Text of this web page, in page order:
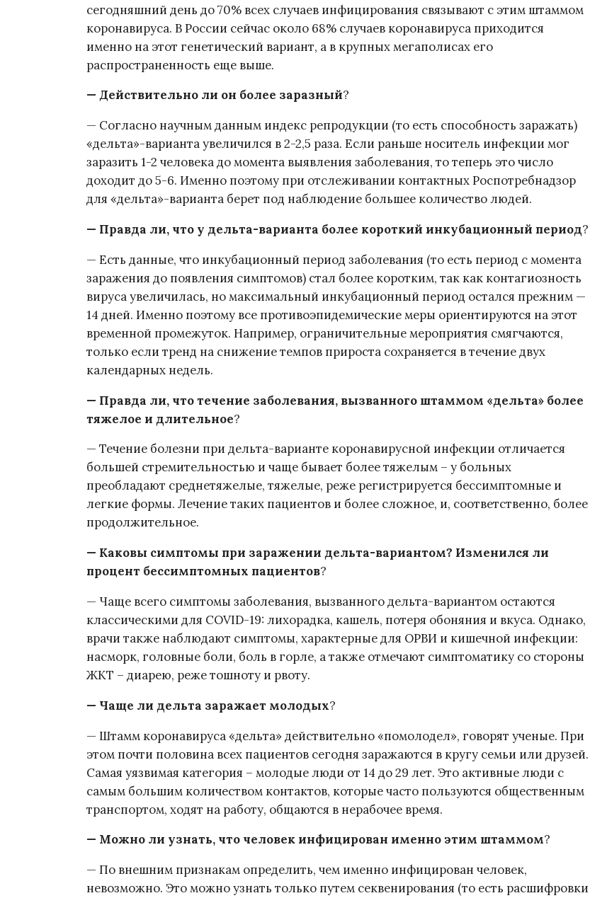
сегодняшний день до 70% всех случаев инфицирования связывают с этим штаммом
коронавируса. В России сейчас около 68% случаев коронавируса приходится
именно на этот генетический вариант, а в крупных мегаполисах его
распространенность еще выше.
— Действительно ли он более заразный?
— Согласно научным данным индекс репродукции (то есть способность заражать)
«дельта»-варианта увеличился в 2-2,5 раза. Если раньше носитель инфекции мог
заразить 1-2 человека до момента выявления заболевания, то теперь это число
доходит до 5-6. Именно поэтому при отслеживании контактных Роспотребнадзор
для «дельта»-варианта берет под наблюдение большее количество людей.
— Правда ли, что у дельта-варианта более короткий инкубационный период?
— Есть данные, что инкубационный период заболевания (то есть период с момента
заражения до появления симптомов) стал более коротким, так как контагиозность
вируса увеличилась, но максимальный инкубационный период остался прежним —
14 дней. Именно поэтому все противоэпидемические меры ориентируются на этот
временной промежуток. Например, ограничительные мероприятия смягчаются,
только если тренд на снижение темпов прироста сохраняется в течение двух
календарных недель.
— Правда ли, что течение заболевания, вызванного штаммом «дельта» более
тяжелое и длительное?
— Течение болезни при дельта-варианте коронавирусной инфекции отличается
большей стремительностью и чаще бывает более тяжелым – у больных
преобладают среднетяжелые, тяжелые, реже регистрируется бессимптомные и
легкие формы. Лечение таких пациентов и более сложное, и, соответственно, более
продолжительное.
— Каковы симптомы при заражении дельта-вариантом? Изменился ли
процент бессимптомных пациентов?
— Чаще всего симптомы заболевания, вызванного дельта-вариантом остаются
классическими для COVID-19: лихорадка, кашель, потеря обоняния и вкуса. Однако,
врачи также наблюдают симптомы, характерные для ОРВИ и кишечной инфекции:
насморк, головные боли, боль в горле, а также отмечают симптоматику со стороны
ЖКТ – диарею, реже тошноту и рвоту.
— Чаще ли дельта заражает молодых?
— Штамм коронавируса «дельта» действительно «помолодел», говорят ученые. При
этом почти половина всех пациентов сегодня заражаются в кругу семьи или друзей.
Самая уязвимая категория – молодые люди от 14 до 29 лет. Это активные люди с
самым большим количеством контактов, которые часто пользуются общественным
транспортом, ходят на работу, общаются в нерабочее время.
— Можно ли узнать, что человек инфицирован именно этим штаммом?
— По внешним признакам определить, чем именно инфицирован человек,
невозможно. Это можно узнать только путем секвенирования (то есть расшифровки